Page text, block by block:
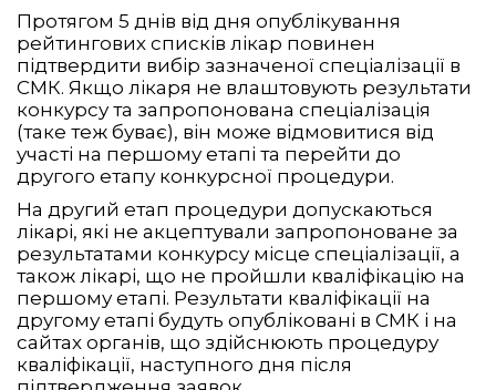
Протягом 5 днів від дня опублікування
рейтингових списків лікар повинен
підтвердити вибір зазначеної спеціалізації в
СМК. Якщо лікаря не влаштовують результати
конкурсу та запропонована спеціалізація
(таке теж буває), він може відмовитися від
участі на першому етапі та перейти до
другого етапу конкурсної процедури.
На другий етап процедури допускаються
лікарі, які не акцептували запропоноване за
результатами конкурсу місце спеціалізації, а
також лікарі, що не пройшли кваліфікацію на
першому етапі. Результати кваліфікації на
другому етапі будуть опубліковані в СМК і на
сайтах органів, що здійснюють процедуру
кваліфікації, наступного дня після